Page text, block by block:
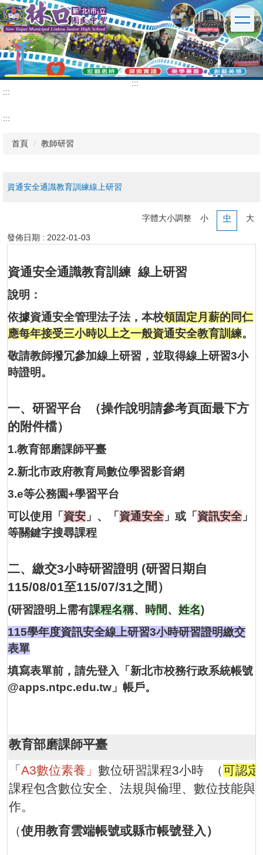
跳
到
主
要
內
容
區
:::
:::
:::
首頁 教師研習
資通安全通識教育訓練線上研習
字體大小調整 小 中 大
發佈日期 : 2022-01-03
資通安全通識教育訓練 線上研習
說明：
依據資通安全管理法子法，本校領固定月薪的同仁
應每年接受三小時以上之一般資通安全教育訓練。
敬請教師撥冗參加線上研習，並取得線上研習3小
時證明。
一、研習平台 （操作說明請參考頁面最下方
的附件檔）
1.教育部磨課師平臺
2.新北市政府教育局數位學習影音網
3.e等公務園+學習平台
可以使用「 資安 」、「 資通安全」或「 資訊安全」
等關鍵字搜尋課程
二、繳交3小時研習證明 (研習日期自
115/08/01至115/07/31之間）
(研習證明上需有課程名稱、 時間、 姓名)
115學年度資訊安全線上研習3小時研習證明繳交
表單
填寫表單前，請先登入「新北市校務行政系統帳號
@apps.ntpc.edu.tw」帳戶。
教育部磨課師平臺
「 A3數位素養」 數位研習課程3小時 （可認
課程包含數位安全、法規與倫理、數位技能
作。
（使用教育雲端帳號或縣市帳號登入）